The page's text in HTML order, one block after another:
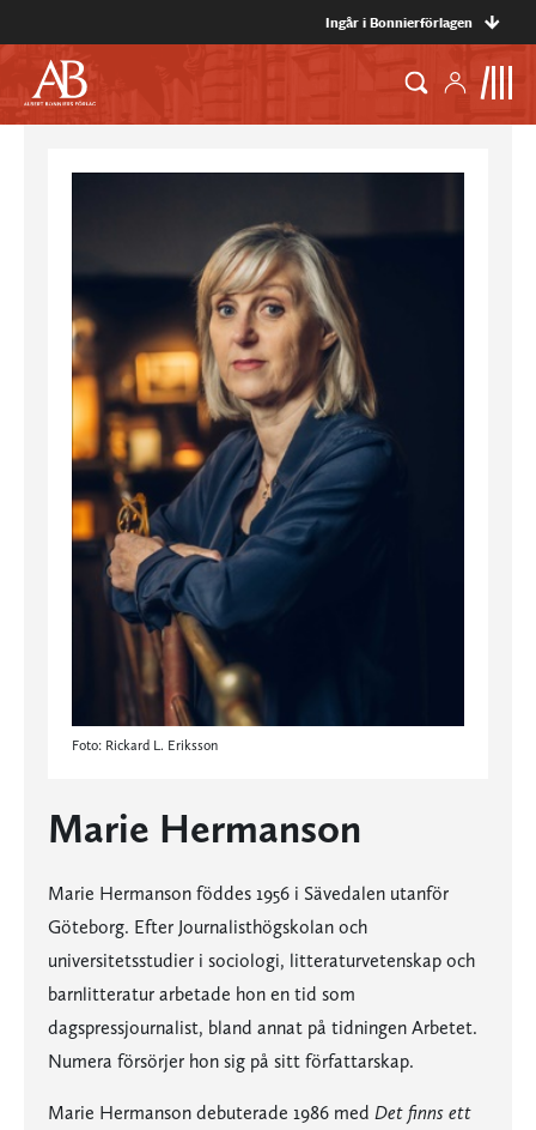
Ingår i Bonnierförlagen
Foto: Rickard L. Eriksson
Marie Hermanson
Marie Hermanson föddes 1956 i Sävedalen utanför
Göteborg. Efter Journalisthögskolan och
universitetsstudier i sociologi, litteraturvetenskap och
barnlitteratur arbetade hon en tid som
dagspressjournalist, bland annat på tidningen Arbetet.
Numera försörjer hon sig på sitt författarskap.
Marie Hermanson debuterade 1986 med Det finns ett